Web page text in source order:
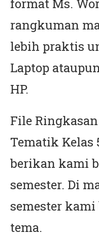
format Ms.
rangkuman
lebih praktis
Laptop
HP.
File
Tematik Kelas
berikan kami
semester. Di
semester
tema.